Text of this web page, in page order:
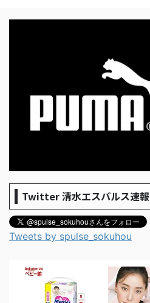
Twitter 清水エスパルス速報
Tweets by spulse_sokuhou